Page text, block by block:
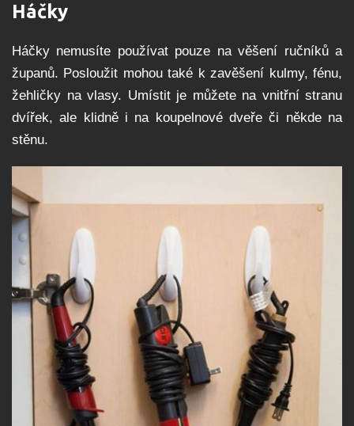
Háčky
Háčky nemusíte používat pouze na věšení ručníků a
županů. Posloužit mohou také k zavěšení kulmy, fénu,
žehličky na vlasy. Umístit je můžete na vnitřní stranu
dvířek, ale klidně i na koupelnové dveře či někde na
stěnu.